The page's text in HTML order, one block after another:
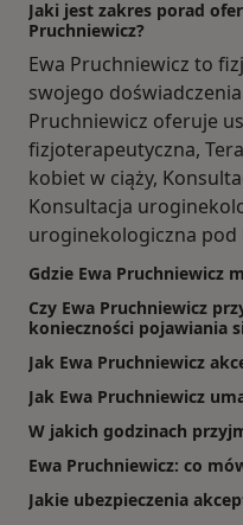
Jaki jest zakres porad
Pruchniewicz?
Ewa Pruchniewicz to
swojego
Pruchniewicz oferuje
fizjoterapeutyczna,
kobiet w ciąży,
Konsultacja
uroginekologiczna pod
Gdzie Ewa Pruchniewicz
Czy Ewa Pruchniewicz
konieczności pojawiania
Jak Ewa Pruchniewicz
Jak Ewa Pruchniewicz
W jakich godzinach
Ewa Pruchniewicz: co
Jakie ubezpieczenia